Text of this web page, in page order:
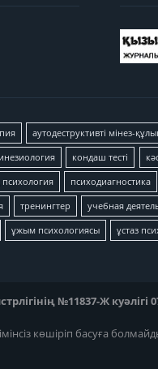
аутодеструктивті мінез-
кондаш тесті
психология психодиагностика
тренингтер учебная
ұжым психологиясы ұстаз
№11837-Ж куәлігі
көшіріп басуға